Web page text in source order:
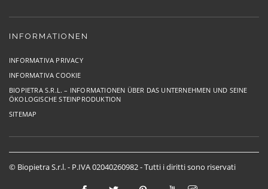
INFORMATIONEN
INFORMATIVA PRIVACY
INFORMATIVA COOKIE
BIOPIETRA S.R.L. – INFORMATIONEN ÜBER DAS UNTERNEHMEN UND SEINE
ÖKOLOGISCHE STEINPRODUKTION
SITEMAP
© Biopietra S.r.l. - P.IVA 02040260982 - Tutti i diritti sono riservati